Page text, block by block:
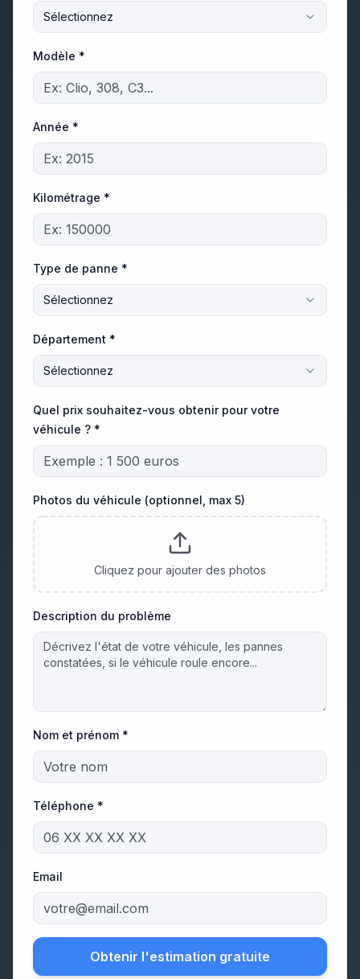
Sélectionnez
Modèle *
Année *
Kilométrage *
Type de panne *
Sélectionnez
Département *
Sélectionnez
Quel prix souhaitez-vous obtenir pour votre
véhicule ? *
Photos du véhicule (optionnel, max 5)
Cliquez pour ajouter des photos
Description du problème
Nom et prénom *
Téléphone *
Email
Obtenir l'estimation gratuite